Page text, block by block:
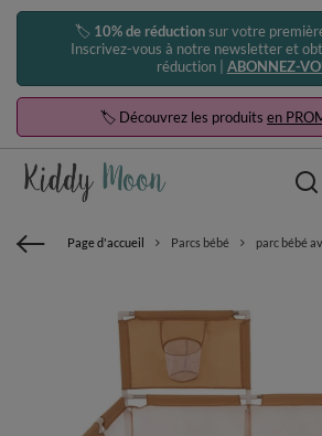
🏷️ 10% de réductionsur votre
Inscrivez-vous à notre newsletter et
réduction | ABONNEZ-
🏷️ Découvrez les produits en
Page d'accueil Parcs bébé parc bébé